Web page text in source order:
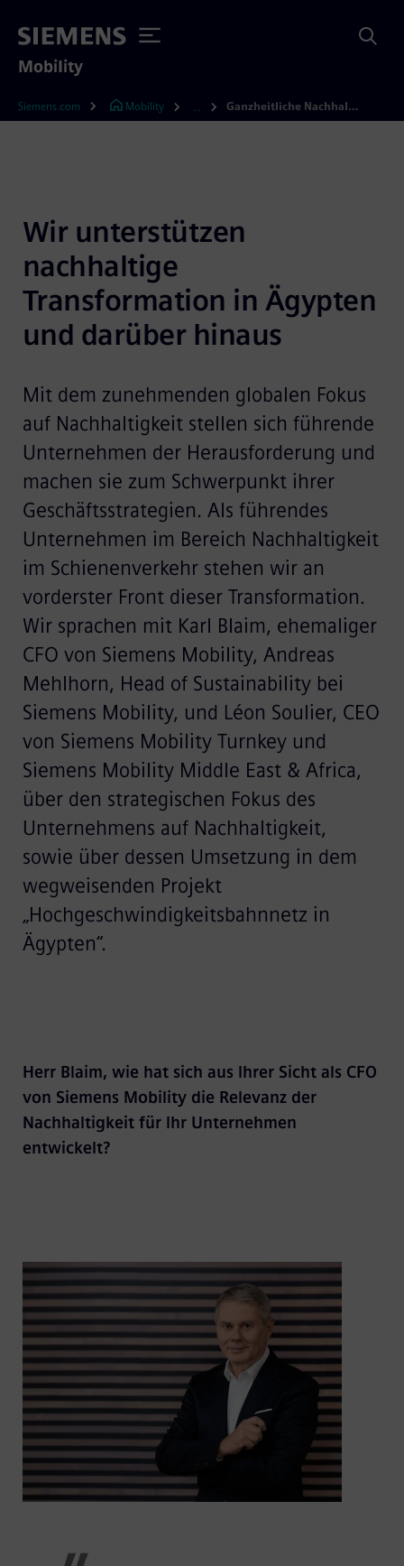
Mobility
Siemens.com Mobility Ganzheitliche Nachhaltigkeit
Wir unterstützen
nachhaltige
Transformation in Ägypten
und darüber hinaus
Mit dem zunehmenden globalen Fokus
auf Nachhaltigkeit stellen sich führende
Unternehmen der Herausforderung und
machen sie zum Schwerpunkt ihrer
Geschäftsstrategien. Als führendes
Unternehmen im Bereich Nachhaltigkeit
im Schienenverkehr stehen wir an
vorderster Front dieser Transformation.
Wir sprachen mit Karl Blaim, ehemaliger
CFO von Siemens Mobility, Andreas
Mehlhorn, Head of Sustainability bei
Siemens Mobility, und Léon Soulier, CEO
von Siemens Mobility Turnkey und
Siemens Mobility Middle East & Africa,
über den strategischen Fokus des
Unternehmens auf Nachhaltigkeit,
sowie über dessen Umsetzung in dem
wegweisenden Projekt
„Hochgeschwindigkeitsbahnnetz in
Ägypten“.
Herr Blaim, wie hat sich aus Ihrer Sicht als CFO
von Siemens Mobility die Relevanz der
Nachhaltigkeit für Ihr Unternehmen
entwickelt?